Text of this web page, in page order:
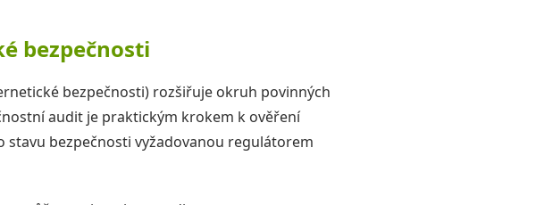
bezpečnosti
bezpečnosti) rozšiřuje okruh povinných
audit je praktickým krokem k ověření
bezpečnosti vyžadovanou regulátorem